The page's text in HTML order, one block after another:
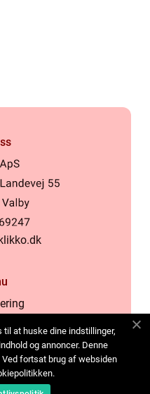
oss
at huske dine indstillinger,
og annoncer. Denne
fortsat brug af websiden